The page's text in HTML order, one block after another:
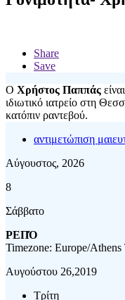
Share
Save
Ο Χρήστος Παππάς
ιδιωτικό ιατρείο στη
κατόπιν ραντεβού.
αντιμετώπιση
Αύγουστος, 2026
8
Σάββατο
ΡΕΠΌ
Timezone: Europe/Athens
Αυγούστου 26,2019
Τρίτη